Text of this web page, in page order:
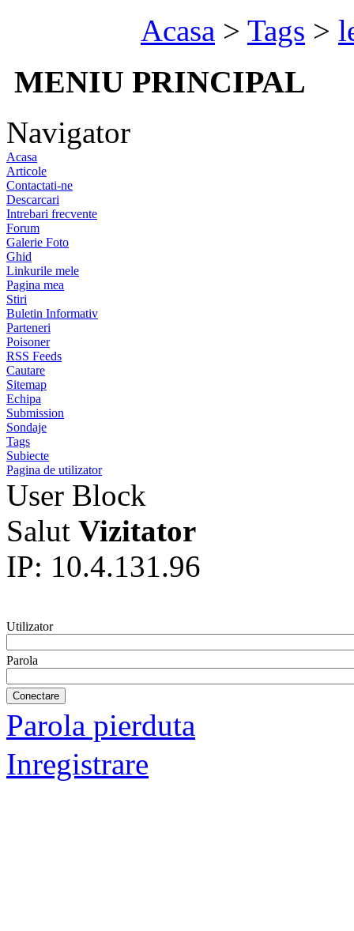
Acasa > Tags >
MENIU PRINCIPAL
Navigator
Acasa
Articole
Contactati-ne
Descarcari
Intrebari frecvente
Forum
Galerie Foto
Ghid
Linkurile mele
Pagina mea
Stiri
Buletin Informativ
Parteneri
Poisoner
RSS Feeds
Cautare
Sitemap
Echipa
Submission
Sondaje
Tags
Subiecte
Pagina de utilizator
User Block
Salut Vizitator
IP: 10.4.131.96
Utilizator
Parola
Parola pierduta
Inregistrare